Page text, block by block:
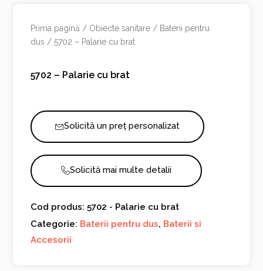
Prima pagină / Obiecte sanitare / Baterii pentru
dus / 5702 – Palarie cu brat
5702 – Palarie cu brat
Solicită un preț personalizat
Solicită mai multe detalii
Cod produs: 5702 - Palarie cu brat
Categorie: Baterii pentru dus, Baterii si
Accesorii